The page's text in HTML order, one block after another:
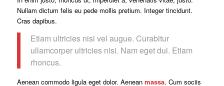
Nullam dictum felis eu pede mollis pretium. Integer tincidunt.
Cras dapibus.
Etiam ultricies nisi vel augue. Curabitur
ullamcorper ultricies nisi. Nam eget dui. Etiam
rhoncus.
Aenean commodo ligula eget dolor. Aenean massa. Cum sociis